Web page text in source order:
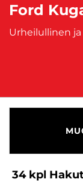
Ford
34kpl